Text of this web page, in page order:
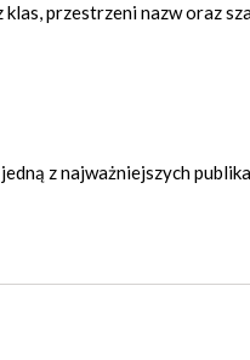
przestrzeni nazw oraz
z najważniejszych